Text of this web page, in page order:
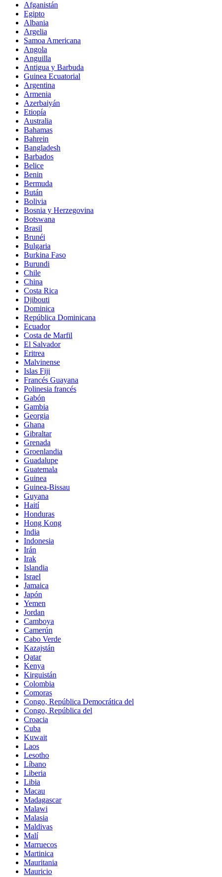
Afganistán
Egipto
Albania
Argelia
Samoa Americana
Angola
Anguilla
Antigua y Barbuda
Guinea Ecuatorial
Argentina
Armenia
Azerbaiyán
Etiopía
Australia
Bahamas
Bahrein
Bangladesh
Barbados
Belice
Benin
Bermuda
Bután
Bolivia
Bosnia y Herzegovina
Botswana
Brasil
Brunéi
Bulgaria
Burkina Faso
Burundi
Chile
China
Costa Rica
Djibouti
Dominica
República Dominicana
Ecuador
Costa de Marfil
El Salvador
Eritrea
Malvinense
Islas Fiji
Francés Guayana
Polinesia francés
Gabón
Gambia
Georgia
Ghana
Gibraltar
Grenada
Groenlandia
Guadalupe
Guatemala
Guinea
Guinea-Bissau
Guyana
Haití
Honduras
Hong Kong
India
Indonesia
Irán
Irak
Islandia
Israel
Jamaica
Japón
Yemen
Jordan
Camboya
Camerún
Cabo Verde
Kazajstán
Qatar
Kenya
Kirguistán
Colombia
Comoras
Congo, República Democrática del
Congo, República del
Croacia
Cuba
Kuwait
Laos
Lesotho
Líbano
Liberia
Libia
Macau
Madagascar
Malawi
Malasia
Maldivas
Malí
Marruecos
Martinica
Mauritania
Mauricio